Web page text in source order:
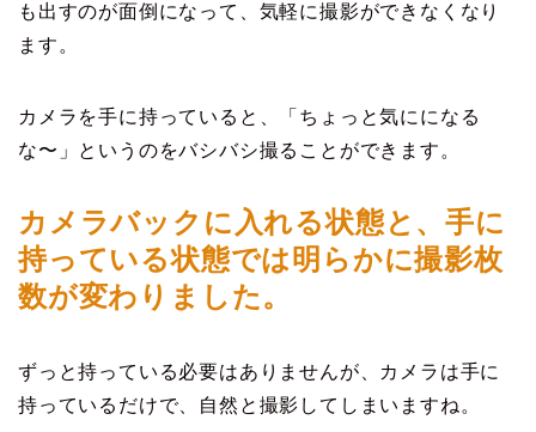
も出すのが面倒になって、気軽に撮影ができなくなり
ます。
カメラを手に持っていると、「ちょっと気にになる
な〜」というのをバシバシ撮ることができます。
カメラバックに入れる状態と、手に
持っている状態では明らかに撮影枚
数が変わりました。
ずっと持っている必要はありませんが、カメラは手に
持っているだけで、自然と撮影してしまいますね。